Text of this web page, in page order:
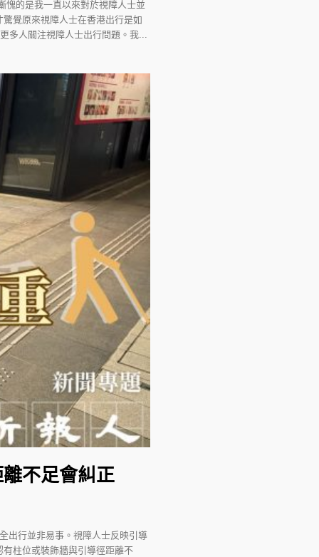
愧的是我一直以來對於視障人士並
覺原來視障人士在香港出行是如
多人關注視障人士出行問題。我...
不足會糾正
出行並非易事。視障人士反映引導
柱位或裝飾牆與引導徑距離不